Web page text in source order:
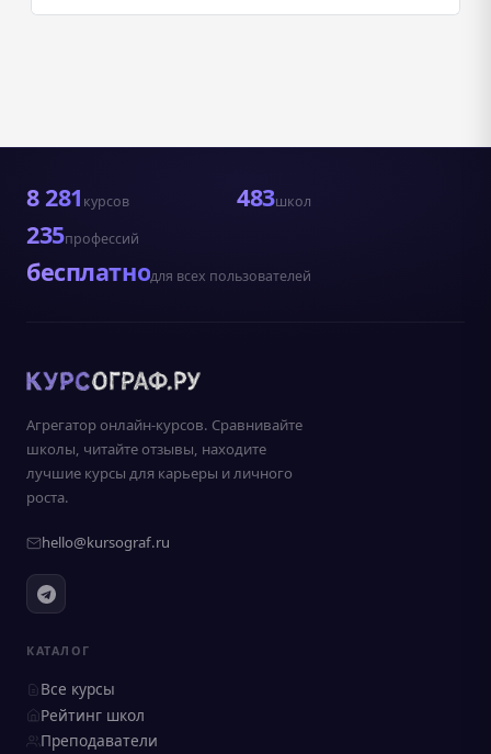
8 281 курсов 483школ
235профессий
бесплатнодля всех пользователей
Агрегатор онлайн-курсов. Сравнивайте
школы, читайте отзывы, находите
лучшие курсы для карьеры и личного
роста.
hello@kursograf.ru
КАТАЛОГ
Все курсы
Рейтинг школ
Преподаватели